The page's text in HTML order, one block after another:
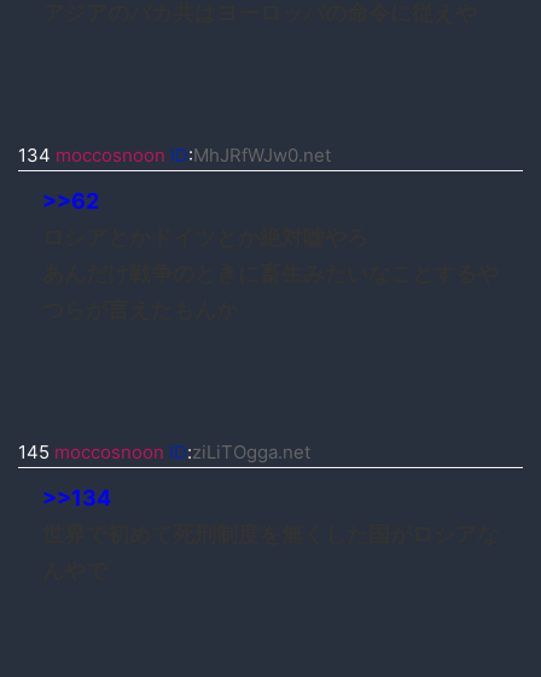
134 moccosnoon ID:MhJRfWJw0.net
>>62
145 moccosnoon ID:ziLiTOgga.net
>>134